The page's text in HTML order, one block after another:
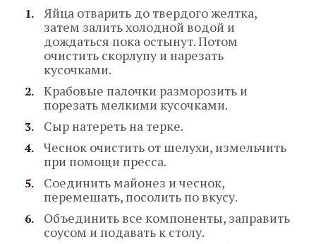
Яйца отварить до твердого желтка,
затем залить холодной водой и
дождаться пока остынут. Потом
очистить скорлупу и нарезать
кусочками.
Крабовые палочки разморозить и
порезать мелкими кусочками.
Сыр натереть на терке.
Чеснок очистить от шелухи, измельчить
при помощи пресса.
Соединить майонез и чеснок,
перемешать, посолить по вкусу.
Объединить все компоненты, заправить
соусом и подавать к столу.